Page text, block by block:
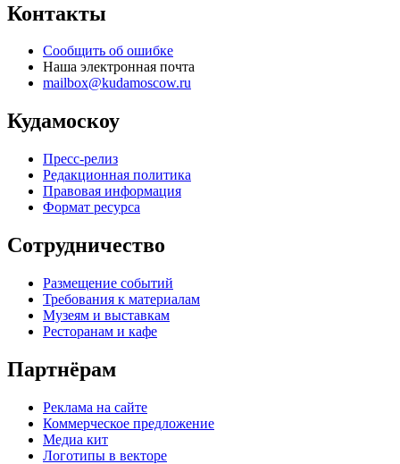
Контакты
Сообщить об ошибке
Наша электронная почта
mailbox@kudamoscow.ru
Кудамоскоу
Пресс-релиз
Редакционная политика
Правовая информация
Формат ресурса
Сотрудничество
Размещение событий
Требования к материалам
Музеям и выставкам
Ресторанам и кафе
Партнёрам
Реклама на сайте
Коммерческое предложение
Медиа кит
Логотипы в векторе